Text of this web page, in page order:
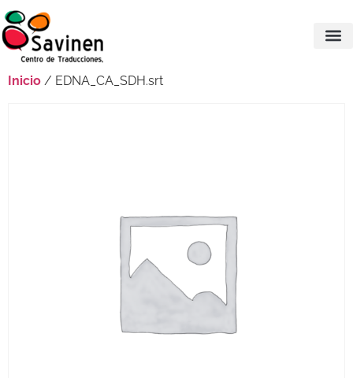
Inicio / EDNA_CA_SDH.srt